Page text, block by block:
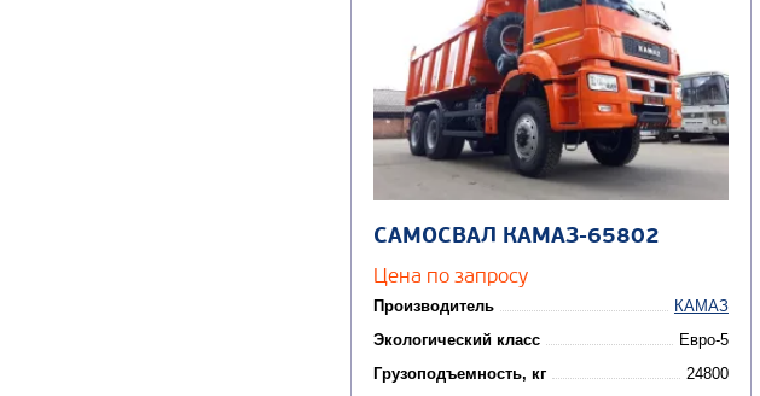
САМОСВАЛ КАМАЗ-65802
Цена по запросу
Производитель
КАМАЗ
Экологический класс
Евро-5
Грузоподъемность, кг
24800